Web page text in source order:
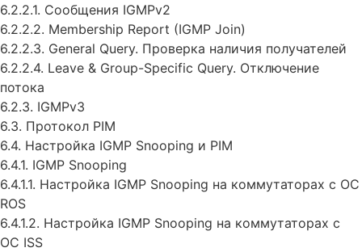
6.2.2.1. Сообщения IGMPv2
6.2.2.2. Membership Report (IGMP Join)
6.2.2.3. General Query. Проверка наличия получателей
6.2.2.4. Leave & Group-Specific Query. Отключение
потока
6.2.3. IGMPv3
6.3. Протокол PIM
6.4. Настройка IGMP Snooping и PIM
6.4.1. IGMP Snooping
6.4.1.1. Настройка IGMP Snooping на коммутаторах с ОС
ROS
6.4.1.2. Настройка IGMP Snooping на коммутаторах с
ОС ISS